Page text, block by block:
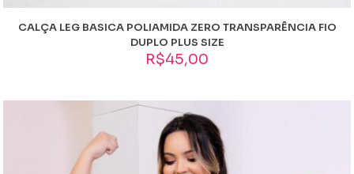
CALÇA LEG BASICA POLIAMIDA ZERO TRANSPARÊNCIA FIO
DUPLO PLUS SIZE
R$45,00